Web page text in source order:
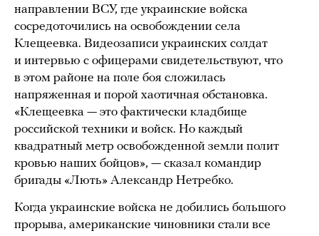
направлении ВСУ, где украинские войска
сосредоточились на освобождении села
Клещеевка. Видеозаписи украинских солдат
и интервью с офицерами свидетельствуют, что
в этом районе на поле боя сложилась
напряженная и порой хаотичная обстановка.
«Клещеевка — это фактически кладбище
российской техники и войск. Но каждый
квадратный метр освобожденной земли полит
кровью наших бойцов», — сказал командир
бригады «Лють» Александр Нетребко.
Когда украинские войска не добились большого
прорыва, американские чиновники стали все